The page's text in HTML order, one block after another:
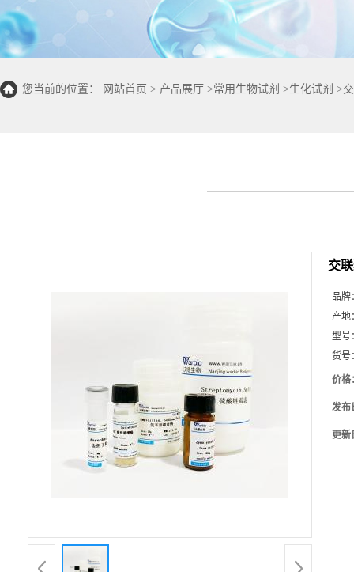
您当前的位置： 网站首页 > 产品展厅 >常用生物试剂 >生化试剂 >
交
品牌
产地
型号
货号
价格
发布
更新